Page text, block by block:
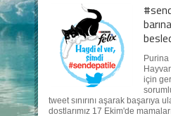
için
tweet sınırını aşarak başarıya
dostlarımız 17 Ekim'de